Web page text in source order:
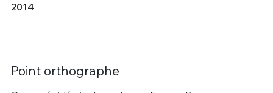
2014
Point orthographe